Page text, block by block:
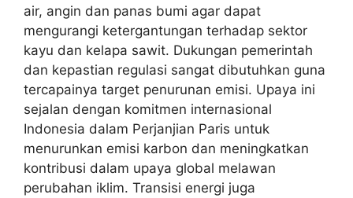
air, angin dan panas bumi agar dapat
mengurangi ketergantungan terhadap sektor
kayu dan kelapa sawit. Dukungan pemerintah
dan kepastian regulasi sangat dibutuhkan guna
tercapainya target penurunan emisi. Upaya ini
sejalan dengan komitmen internasional
Indonesia dalam Perjanjian Paris untuk
menurunkan emisi karbon dan meningkatkan
kontribusi dalam upaya global melawan
perubahan iklim. Transisi energi juga